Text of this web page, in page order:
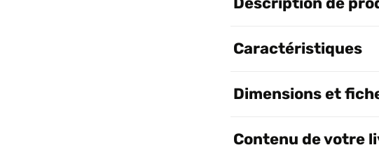
Caractéristiques
Dimensions et
Contenu de votre